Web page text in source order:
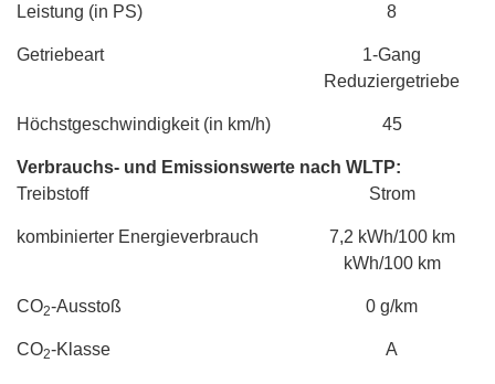
Leistung (in PS) 8
Getriebeart
1-Gang
Reduziergetriebe
Höchstgeschwindigkeit (in km/h) 45
Verbrauchs- und Emissionswerte nach WLTP:
Treibstoff
Strom
kombinierter Energieverbrauch
7,2 kWh/100 km
kWh/100 km
CO2-Ausstoß 0 g/km
CO2-Klasse A